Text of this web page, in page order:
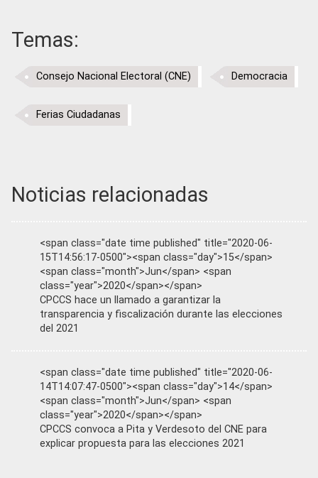
Temas:
Consejo Nacional Electoral (CNE) Democracia
Ferias Ciudadanas
Noticias relacionadas
<span class="date time published" title="2020-06-
15T14:56:17-0500"><span class="day">15</span>
<span class="month">Jun</span> <span
class="year">2020</span></span>
CPCCS hace un llamado a garantizar la
transparencia y fiscalización durante las elecciones
del 2021
<span class="date time published" title="2020-06-
14T14:07:47-0500"><span class="day">14</span>
<span class="month">Jun</span> <span
class="year">2020</span></span>
CPCCS convoca a Pita y Verdesoto del CNE para
explicar propuesta para las elecciones 2021